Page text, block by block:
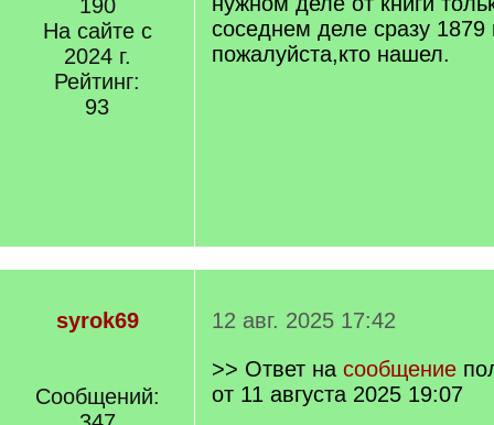
190
На сайте с
2024 г.
Рейтинг:
93
соседнем деле сразу 1879
пожалуйста,кто нашел.
syrok69
Сообщений:
12 авг. 2025 17:42
>> Ответ на сообщение
от 11 августа 2025 19:07